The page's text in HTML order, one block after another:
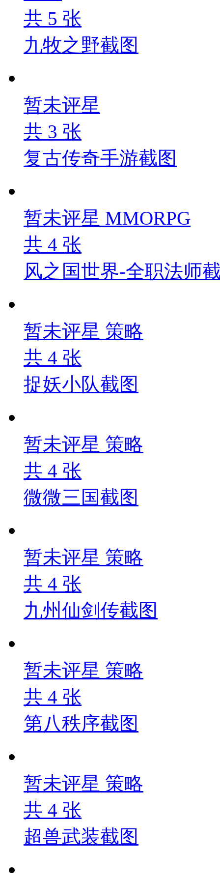
共 5 张
九牧之野截图
暂未评星
共 3 张
复古传奇手游截图
暂未评星 MMORPG
共 4 张
风之国世界-全职法师
暂未评星 策略
共 4 张
捉妖小队截图
暂未评星 策略
共 4 张
微微三国截图
暂未评星 策略
共 4 张
九州仙剑传截图
暂未评星 策略
共 4 张
第八秩序截图
暂未评星 策略
共 4 张
超兽武装截图